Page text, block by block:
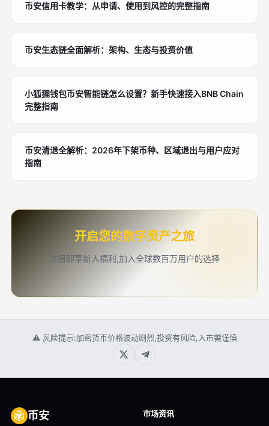
币安信用卡教学：从申请、使用到风控的完整指南
币安生态链全面解析：架构、生态与投资价值
小狐狸钱包币安智能链怎么设置？新手快速接入BNB Chain
完整指南
币安清退全解析：2026年下架币种、区域退出与用户应对
指南
开启您的数字资产之旅
注册即享新人福利,加入全球数百万用户的选择
⚠ 风险提示:加密货币价格波动剧烈,投资有风险,入市需谨慎
币安 市场资讯